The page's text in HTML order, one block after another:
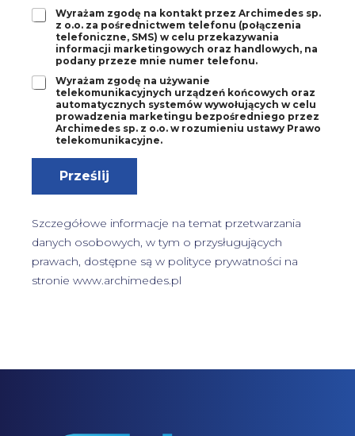
a
Z
a
3
Wyrażam zgodę na kontakt przez Archimedes sp.
z o.o. za pośrednictwem telefonu (połączenia
telefoniczne, SMS) w celu przekazywania
informacji marketingowych oraz handlowych, na
podany przeze mnie numer telefonu.
Z
4
Wyrażam zgodę na używanie
telekomunikacyjnych urządzeń końcowych oraz
automatycznych systemów wywołujących w celu
prowadzenia marketingu bezpośredniego przez
Archimedes sp. z o.o. w rozumieniu ustawy Prawo
telekomunikacyjne.
Prześlij
Szczegółowe informacje na temat przetwarzania
danych osobowych, w tym o przysługujących
prawach, dostępne są w polityce prywatności na
stronie www.archimedes.pl